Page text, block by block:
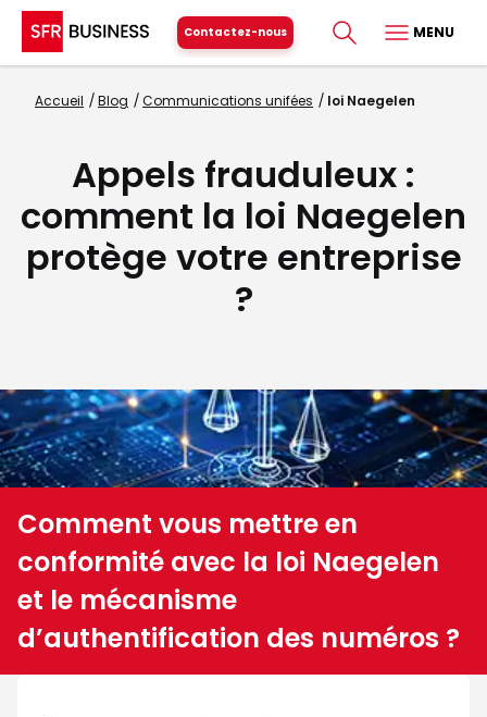
Contactez-nous MENU
Accueil Blog Communications unifées loi Naegelen
Appels frauduleux :
comment la loi Naegelen
protège votre entreprise
?
Comment vous mettre en
conformité avec la loi Naegelen
et le mécanisme
d’authentification des numéros ?